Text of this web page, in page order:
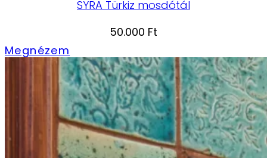
SYRA Türkiz mosdótál
50.000 Ft
Megnézem